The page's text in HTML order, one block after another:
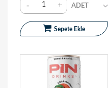
- +
Sepete Ekle